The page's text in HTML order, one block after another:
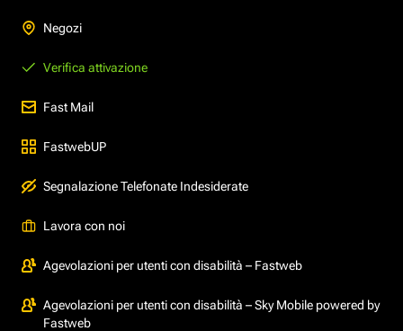
Negozi
Verifica attivazione
Fast Mail
FastwebUP
Segnalazione Telefonate Indesiderate
Lavora con noi
Agevolazioni per utenti con disabilità – Fastweb
Agevolazioni per utenti con disabilità – Sky Mobile powered by
Fastweb